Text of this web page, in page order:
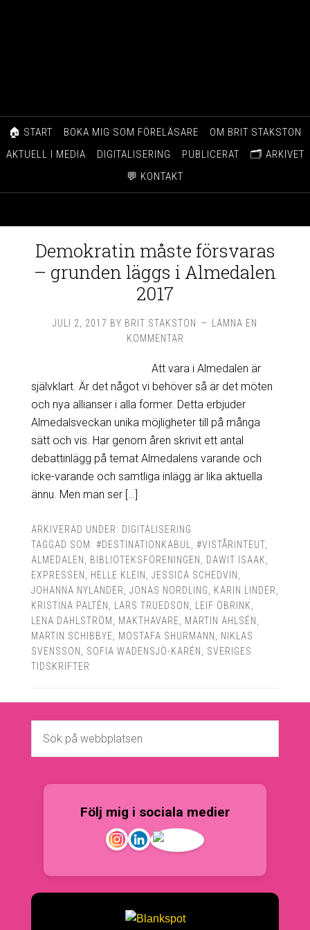
🏠 START BOKA MIG SOM FÖRELÄSARE
OM BRIT STAKSTON
AKTUELL I MEDIA
DIGITALISERING PUBLICERAT
🗂️ ARKIVET
💬 KONTAKT
Demokratin måste försvaras
– grunden läggs i Almedalen
2017
JULI 2, 2017 BY BRIT STAKSTON
LÄMNA EN
KOMMENTAR
Att vara i Almedalen är
självklart. Är det något vi behöver så är det möten
och nya allianser i alla former. Detta erbjuder
Almedalsveckan unika möjligheter till på många
sätt och vis. Har genom åren skrivit ett antal
debattinlägg på temat Almedalens varande och
icke-varande och samtliga inlägg är lika aktuella
ännu. Men man ser […]
ARKIVERAD UNDER: DIGITALISERING
TAGGAD SOM: #DESTINATIONKABUL #VISTÅRINTEUT,
ALMEDALEN
BIBLIOTEKSFÖRENINGEN DAWIT ISAAK
EXPRESSEN
HELLE KLEIN JESSICA SCHEDVIN
JOHANNA NYLANDER
JONAS NORDLING KARIN LINDER
KRISTINA PALTÉN
LARS TRUEDSON LEIF ÖBRINK
LENA DAHLSTRÖM
MAKTHAVARE MARTIN AHLSÉN
MARTIN SCHIBBYE
MOSTAFA SHURMANN
NIKLAS
SVENSSON
SOFIA WADENSJÖ-KARÉN
SVERIGES
TIDSKRIFTER
Följ mig i sociala medier